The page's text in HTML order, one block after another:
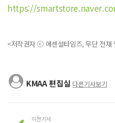
https://
<저작권자 ⓒ 에센셜타임즈, 무단 전재
KMAA 편집실 다른기사보기
이전기사